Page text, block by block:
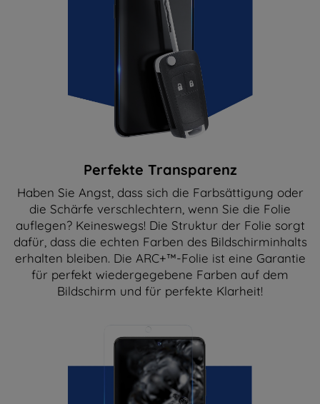
Perfekte Transparenz
Haben Sie Angst, dass sich die Farbsättigung oder
die Schärfe verschlechtern, wenn Sie die Folie
auflegen? Keineswegs! Die Struktur der Folie sorgt
dafür, dass die echten Farben des Bildschirminhalts
erhalten bleiben. Die ARC+™-Folie ist eine Garantie
für perfekt wiedergegebene Farben auf dem
Bildschirm und für perfekte Klarheit!